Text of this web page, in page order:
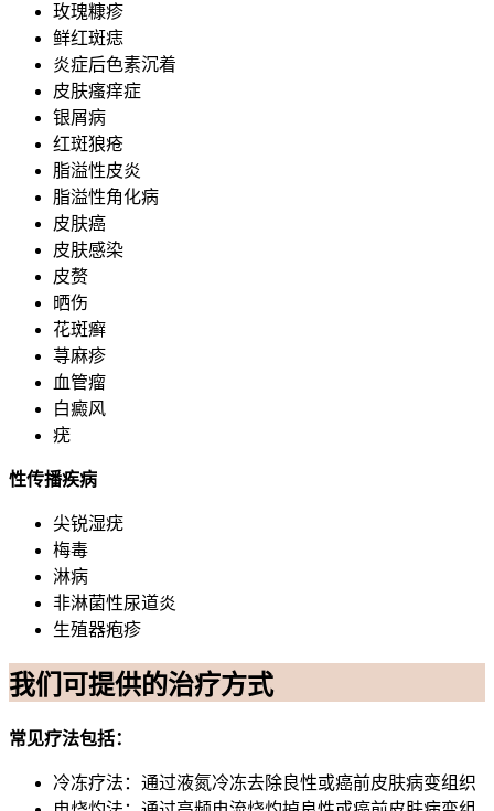
玫瑰糠疹
鲜红斑痣
炎症后色素沉着
皮肤瘙痒症
银屑病
红斑狼疮
脂溢性皮炎
脂溢性角化病
皮肤癌
皮肤感染
皮赘
晒伤
花斑癣
荨麻疹
血管瘤
白癜风
疣
性传播疾病
尖锐湿疣
梅毒
淋病
非淋菌性尿道炎
生殖器疱疹
我们可提供的治疗方式
常见疗法包括：
冷冻疗法：通过液氮冷冻去除良性或癌前皮肤病变组织